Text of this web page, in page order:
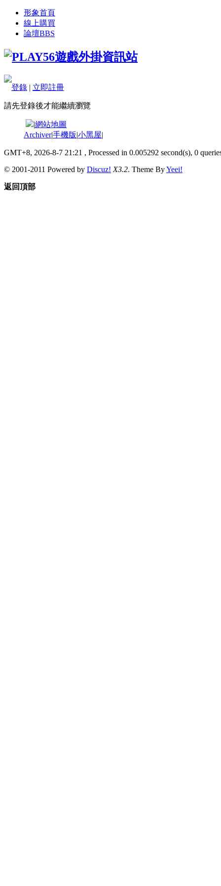
形象首頁
線上購買
論壇BBS
登錄 | 立即註冊
請先登錄後才能繼續瀏覽
|網站地圖
Archiver|手機版|小黑屋|
GMT+8, 2026-8-7 21:21 , Processed in 0.005292 second(s), 0
© 2001-2011 Powered by Discuz! X3.2. Theme ByYeei!
返回頂部